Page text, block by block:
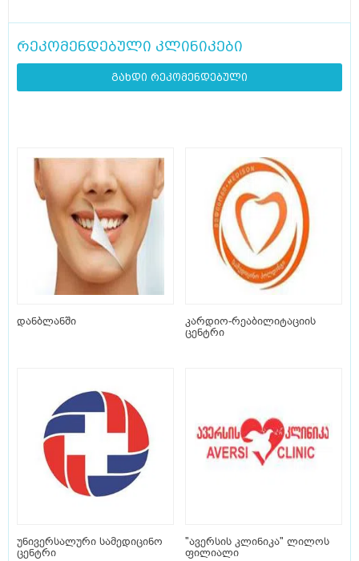
რეკომენდებული კლინიკები
გახდი რეკომენდებული
დანბლანში
კარდიო-რეაბილიტაციის
ცენტრი
უნივერსალური სამედიცინო
ცენტრი
"ავერსის კლინიკა" ლილოს
ფილიალი